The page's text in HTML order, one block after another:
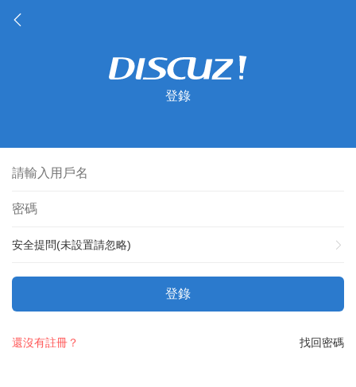
登錄
安全提問(未設置請忽略)
登錄
找回密碼
還沒有註冊？